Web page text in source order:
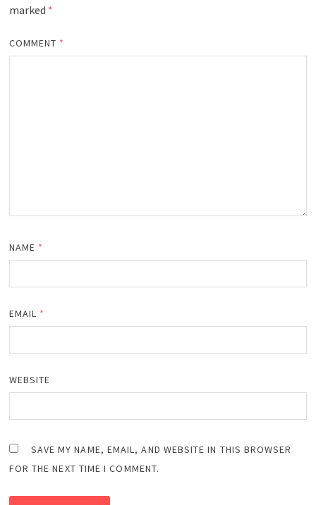
marked *
COMMENT *
NAME *
EMAIL *
WEBSITE
SAVE MY NAME, EMAIL, AND WEBSITE IN THIS BROWSER
FOR THE NEXT TIME I COMMENT.